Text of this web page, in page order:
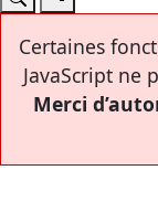
Certaines
JavaScript ne
Merci